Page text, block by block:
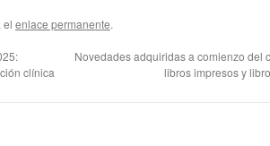
el enlace permanente.
clínica
Novedades adquiridas a comienzo del
libros impresos y